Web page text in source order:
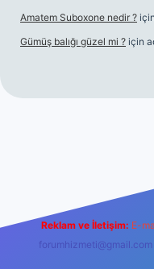
Amatem Suboxone nedir ? için
Gümüş balığı güzel mi ? için
Reklam ve İletişim: E-
forumhizmeti@gmail.com